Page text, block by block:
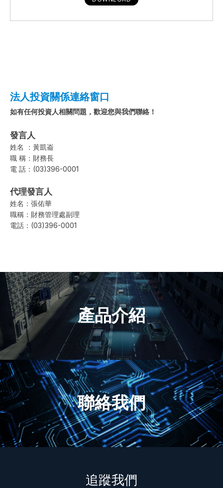
法人投資關係連絡窗口
如有任何投資人相關問題，歡迎您與我們聯絡！
發言人
姓名 ：黃凱崙
職 稱：財務長
電 話：(03)396-0001
代理發言人
姓名：張佑華
職稱：財務管理處副理
電話：(03)396-0001
產品介紹
聯絡我們
追蹤我們